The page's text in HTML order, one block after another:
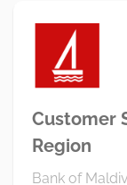
Customer
Region
Bank of